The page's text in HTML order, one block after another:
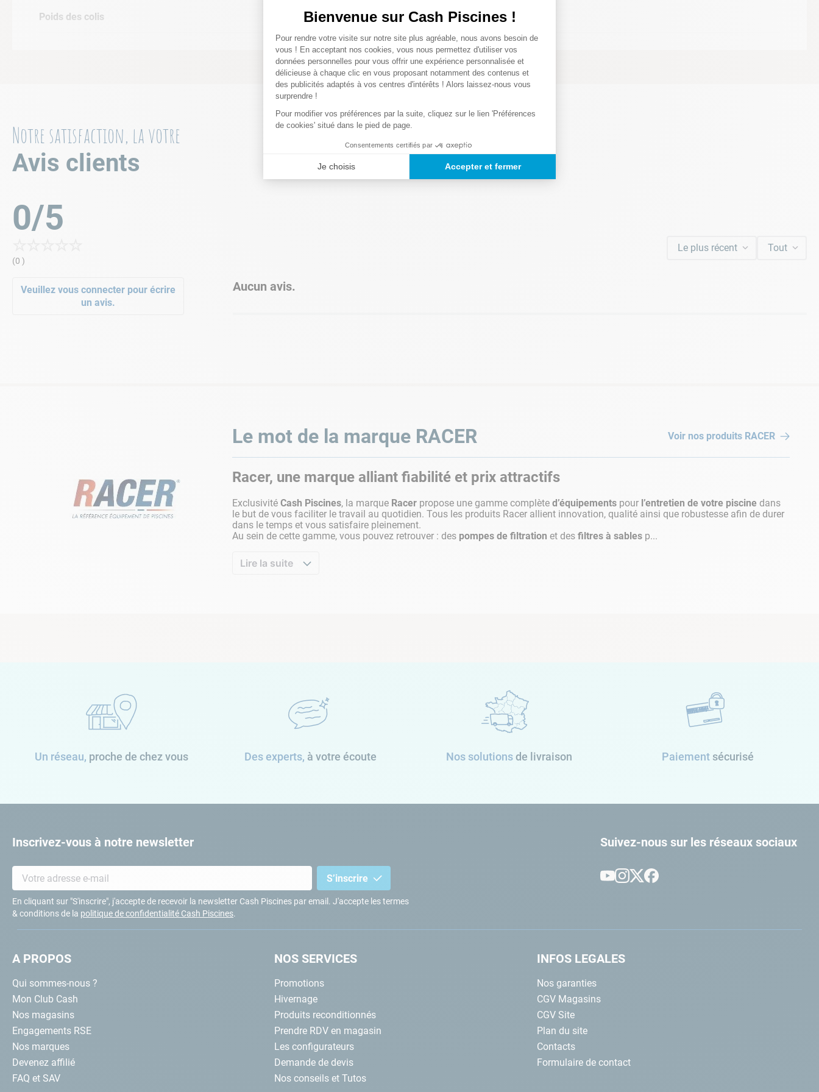
Lire la suite
Poids des colis 0,01 Kg
Notre satisfaction, la votre
Avis clients
0/5
(0 )
Veuillez vous connecter pour écrire
un avis.
Le plus récent Tout
Aucun avis.
Le mot de la marque RACER Voir nos produits RACER
Racer, une marque alliant fiabilité et prix attractifs
Exclusivité Cash Piscines, la marque Racer propose une gamme complète d’équipements pour l’entretien de votre piscine dans
le but de vous faciliter le travail au quotidien. Tous les produits Racer allient innovation, qualité ainsi que robustesse afin de durer
dans le temps et vous satisfaire pleinement.
Au sein de cette gamme, vous pouvez retrouver : des pompes de filtration et des filtres à sables p...
Lire la suite
Un réseau, proche de chez vous Des experts, à votre écoute Nos solutionsde livraison Paiement sécurisé
Inscrivez-vous à notre newsletter
S’inscrire
En cliquant sur "S'inscrire", j'accepte de recevoir la newsletter Cash Piscines par email. J'accepte les termes
& conditions de la politique de confidentialité Cash Piscines.
Suivez-nous sur les réseaux sociaux
A PROPOS
Qui sommes-nous ?
Mon Club Cash
Nos magasins
Engagements RSE
Nos marques
Devenez affilié
FAQ et SAV
NOS SERVICES
Promotions
Hivernage
Produits reconditionnés
Prendre RDV en magasin
Les configurateurs
Demande de devis
Nos conseils et Tutos
INFOS LEGALES
Nos garanties
CGV Magasins
CGV Site
Plan du site
Contacts
Formulaire de contact
Bienvenue sur Cash Piscines !
Plateforme de Gestion du Consentement : Personnalisez vos Options
Pour rendre votre visite sur notre site plus agréable, nous avons besoin de
vous ! En acceptant nos cookies, vous nous permettez d'utiliser vos
données personnelles pour vous offrir une expérience personnalisée et
délicieuse à chaque clic en vous proposant notamment des contenus et
des publicités adaptés à vos centres d'intérêts ! Alors laissez-nous vous
surprendre !
Pour modifier vos préférences par la suite, cliquez sur le lien 'Préférences
de cookies' situé dans le pied de page.
Consentements certifiés par
Je choisis Accepter et fermer
Axeptio consent